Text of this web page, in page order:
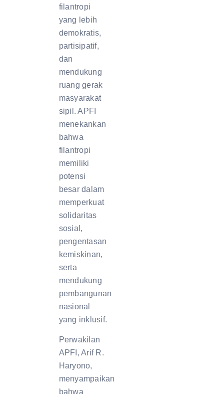
filantropi
yang lebih
demokratis,
partisipatif,
dan
mendukung
ruang gerak
masyarakat
sipil. APFI
menekankan
bahwa
filantropi
memiliki
potensi
besar dalam
memperkuat
solidaritas
sosial,
pengentasan
kemiskinan,
serta
mendukung
pembangunan
nasional
yang inklusif.
Perwakilan
APFI, Arif R.
Haryono,
menyampaikan
bahwa